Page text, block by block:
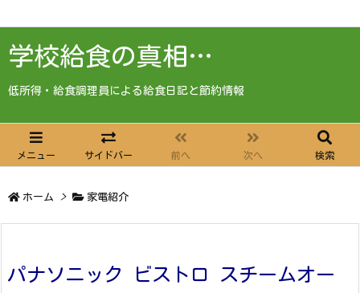
学校給食の真相…
低所得・給食調理員による給食日記と節約情報
メニュー サイドバー 前へ 次へ 検索
ホーム > 家電紹介
パナソニック ビストロ スチームオー